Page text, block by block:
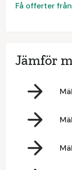
Få offerter
Jämför